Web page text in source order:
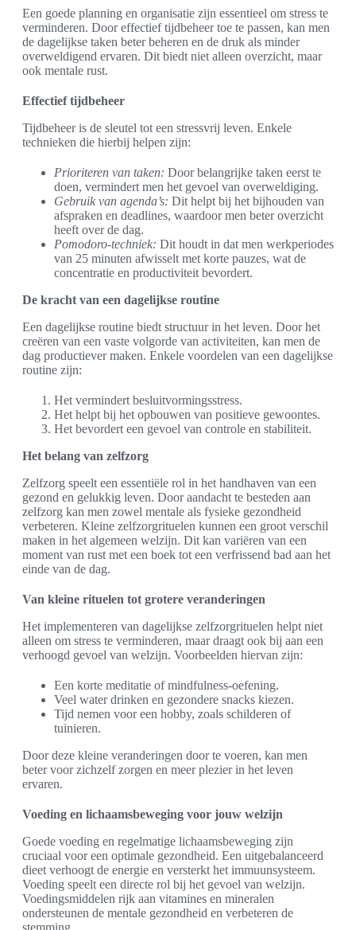
Een goede planning en organisatie zijn essentieel om stress te
verminderen. Door effectief tijdbeheer toe te passen, kan men
de dagelijkse taken beter beheren en de druk als minder
overweldigend ervaren. Dit biedt niet alleen overzicht, maar
ook mentale rust.
Effectief tijdbeheer
Tijdbeheer is de sleutel tot een stressvrij leven. Enkele
technieken die hierbij helpen zijn:
Prioriteren van taken: Door belangrijke taken eerst te
doen, vermindert men het gevoel van overweldiging.
Gebruik van agenda’s: Dit helpt bij het bijhouden van
afspraken en deadlines, waardoor men beter overzicht
heeft over de dag.
Pomodoro-techniek: Dit houdt in dat men werkperiodes
van 25 minuten afwisselt met korte pauzes, wat de
concentratie en productiviteit bevordert.
De kracht van een dagelijkse routine
Een dagelijkse routine biedt structuur in het leven. Door het
creëren van een vaste volgorde van activiteiten, kan men de
dag productiever maken. Enkele voordelen van een dagelijkse
routine zijn:
Het vermindert besluitvormingsstress.
Het helpt bij het opbouwen van positieve gewoontes.
Het bevordert een gevoel van controle en stabiliteit.
Het belang van zelfzorg
Zelfzorg speelt een essentiële rol in het handhaven van een
gezond en gelukkig leven. Door aandacht te besteden aan
zelfzorg kan men zowel mentale als fysieke gezondheid
verbeteren. Kleine zelfzorgrituelen kunnen een groot verschil
maken in het algemeen welzijn. Dit kan variëren van een
moment van rust met een boek tot een verfrissend bad aan het
einde van de dag.
Van kleine rituelen tot grotere veranderingen
Het implementeren van dagelijkse zelfzorgrituelen helpt niet
alleen om stress te verminderen, maar draagt ook bij aan een
verhoogd gevoel van welzijn. Voorbeelden hiervan zijn:
Een korte meditatie of mindfulness-oefening.
Veel water drinken en gezondere snacks kiezen.
Tijd nemen voor een hobby, zoals schilderen of
tuinieren.
Door deze kleine veranderingen door te voeren, kan men
beter voor zichzelf zorgen en meer plezier in het leven
ervaren.
Voeding en lichaamsbeweging voor jouw welzijn
Goede voeding en regelmatige lichaamsbeweging zijn
cruciaal voor een optimale gezondheid. Een uitgebalanceerd
dieet verhoogt de energie en versterkt het immuunsysteem.
Voeding speelt een directe rol bij het gevoel van welzijn.
Voedingsmiddelen rijk aan vitamines en mineralen
ondersteunen de mentale gezondheid en verbeteren de